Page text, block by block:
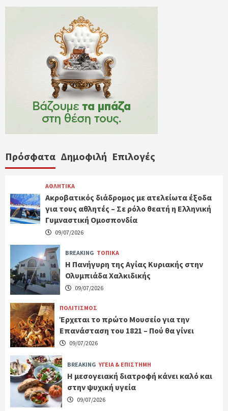
Πρόσφατα Δημοφιλή Επιλογές
ΑΘΛΗΤΙΚΑ
Ακροβατικός διάδρομος με ατελείωτα έξοδα
για τους αθλητές – Σε ρόλο θεατή η Ελληνική
Γυμναστική Ομοσπονδία
09/07/2026
BREAKING ΤΟΠΙΚΑ
Η Πανήγυρη της Αγίας Κυριακής στην
Ολυμπιάδα Χαλκιδικής
09/07/2026
ΠΟΛΙΤΙΣΜΟΣ
Έρχεται το πρώτο Μουσείο για την
Επανάσταση του 1821 – Πού θα γίνει
09/07/2026
BREAKING ΥΓΕΙΑ & ΕΠΙΣΤΗΜΗ
H μεσογειακή διατροφή κάνει καλό και
στην ψυχική υγεία
09/07/2026